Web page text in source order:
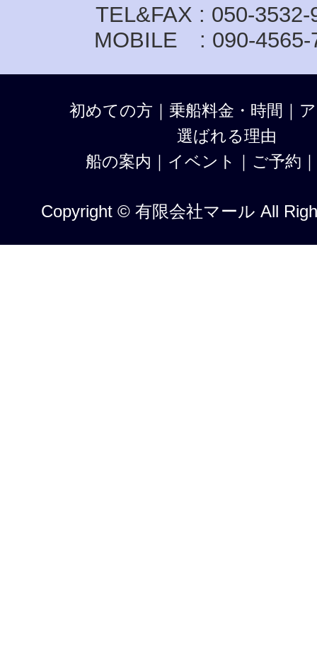
TEL&FAX : 050-3532-
MOBILE : 090-4565-
初めての方 ｜ 乗船料金・時間 ｜
選ばれる理由
船の案内 ｜ イベント ｜ ご予約 ｜
Copyright © 有限会社マール All